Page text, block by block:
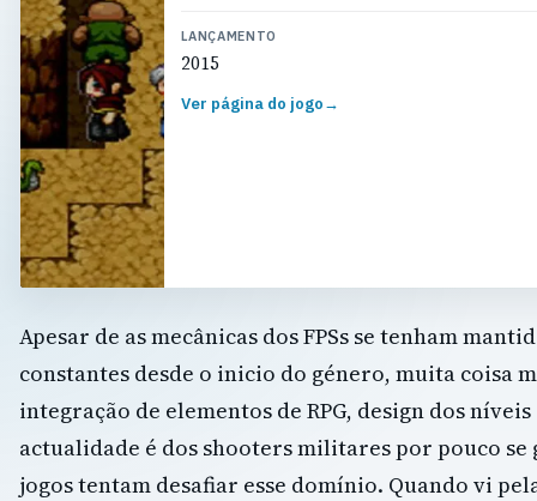
LANÇAMENTO
2015
Ver página do jogo→
Apesar de as mecânicas dos FPSs se tenham
constantes desde o inicio do género, muita coisa
integração de elementos de RPG, design dos
actualidade é dos shooters militares por pouco se
jogos tentam desafiar esse domínio. Quando vi